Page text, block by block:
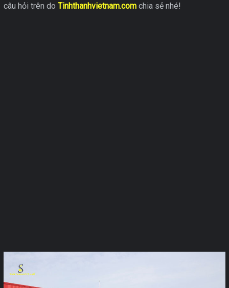
câu hỏi trên do Tinhthanhvietnam.com chia sẻ nhé!